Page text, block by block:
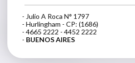
- Julio A Roca N° 1797
- Hurlingham - CP: (1686)
- 4665 2222 - 4452 2222
- BUENOS AIRES